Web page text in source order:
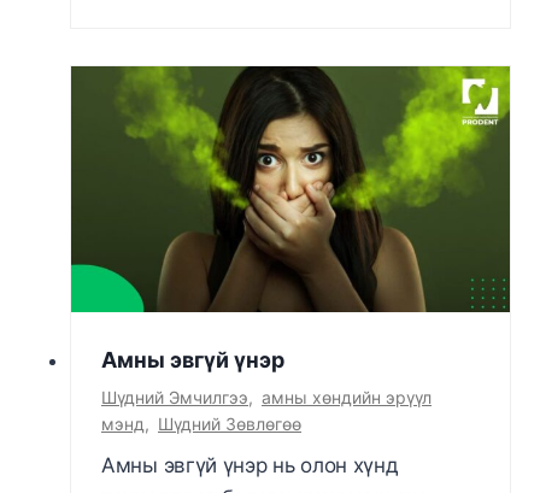
Амны эвгүй үнэр
Шүдний Эмчилгээ, амны хөндийн эрүүл
мэнд, Шүдний Зөвлөгөө
Амны эвгүй үнэр нь олон хүнд